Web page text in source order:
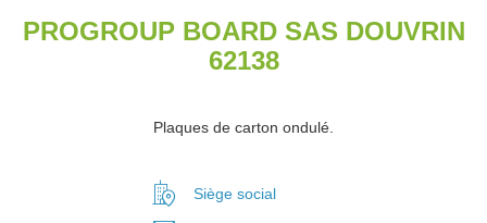
PROGROUP BOARD SAS DOUVRIN
62138
Plaques de carton ondulé.
Siège social